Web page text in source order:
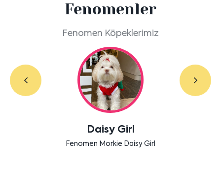
Fenomenler
Fenomen Köpeklerimiz
Labradoodle Bruno
Bensu Soral'ın dostu Bruno